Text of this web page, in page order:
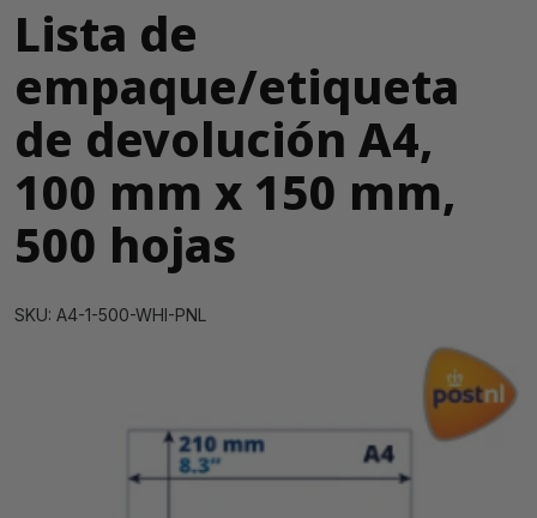
Lista de
empaque/etiqueta
de devolución A4,
100 mm x 150 mm,
500 hojas
SKU: A4-1-500-WHI-PNL